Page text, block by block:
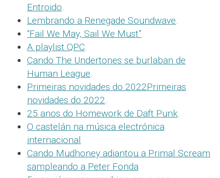
Entroido.
Lembrando a Renegade Soundwave.
“Fail We May, Sail We Must”.
A playlist QPC.
Cando The Undertones se burlaban de
Human League.
Primeiras novidades do 2022Primeiras
novidades do 2022.
25 anos do Homework de Daft Punk.
O castelán na música electrónica
internacional
Cando Mudhoney adiantou a Primal Scream
sampleando a Peter Fonda